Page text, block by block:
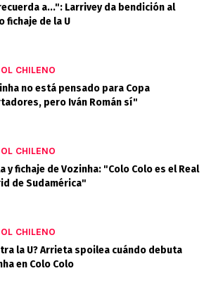
a...": Larrivey da bendición al
fichaje de la U
CHILENO
no está pensado para Copa
pero Iván Román sí"
CHILENO
y fichaje de Vozinha: "Colo Colo es el Real
de Sudamérica"
CHILENO
la U? Arrieta spoilea cuándo debuta
en Colo Colo